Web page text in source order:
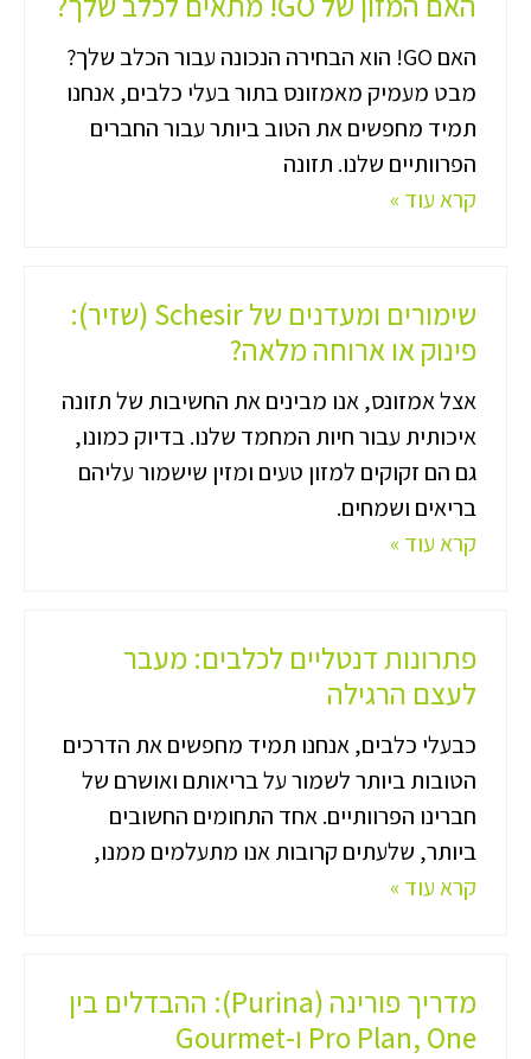
האם GO! הוא הבחירה הנכונה עבור הכלב שלך?
מבט מעמיק מאמזונס בתור בעלי כלבים, אנחנו
תמיד מחפשים את הטוב ביותר עבור החברים
הפרוותיים שלנו. תזונה
קרא עוד »
שימורים ומעדנים של Schesir (שזיר):
פינוק או ארוחה מלאה?
אצל אמזונס, אנו מבינים את החשיבות של תזונה
איכותית עבור חיות המחמד שלנו. בדיוק כמונו,
גם הם זקוקים למזון טעים ומזין שישמור עליהם
בריאים ושמחים.
קרא עוד »
פתרונות דנטליים לכלבים: מעבר
לעצם הרגילה
כבעלי כלבים, אנחנו תמיד מחפשים את הדרכים
הטובות ביותר לשמור על בריאותם ואושרם של
חברינו הפרוותיים. אחד התחומים החשובים
ביותר, שלעתים קרובות אנו מתעלמים ממנו,
קרא עוד »
מדריך פורינה (Purina): ההבדלים בין
Pro Plan, One ו-Gourmet